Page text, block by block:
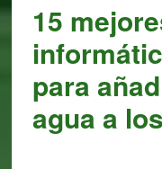
15
para
agua a